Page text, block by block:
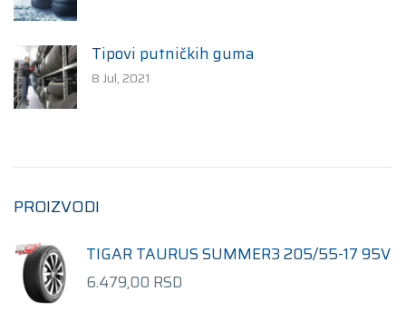
Tipovi putničkih guma
8 Jul, 2021
PROIZVODI
TIGAR TAURUS SUMMER3 205/55-17 95V
6.479,00 RSD